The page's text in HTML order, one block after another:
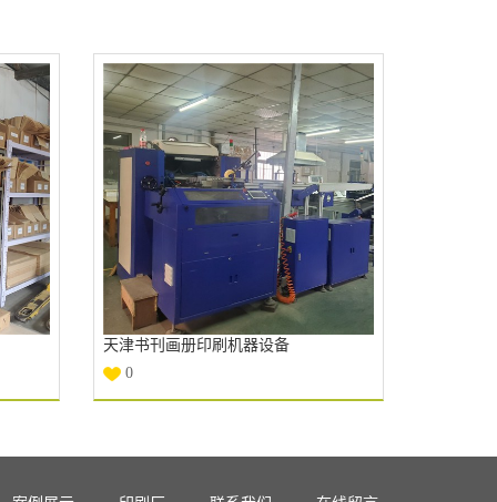
天津书刊画册印刷机器设备
0